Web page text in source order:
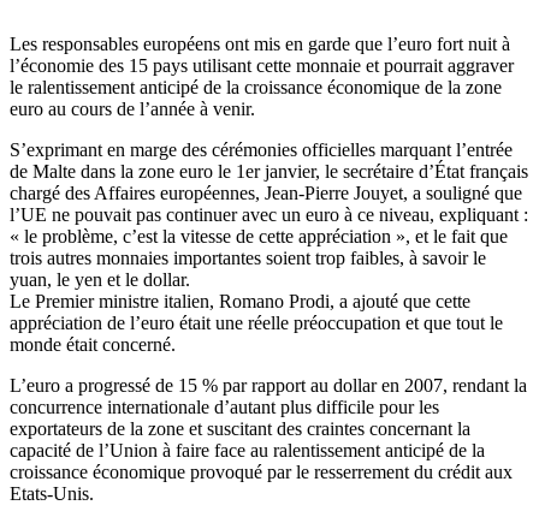
Les responsables européens ont mis en garde que l’euro fort nuit à
l’économie des 15 pays utilisant cette monnaie et pourrait aggraver
le ralentissement anticipé de la croissance économique de la zone
euro au cours de l’année à venir.
S’exprimant en marge des cérémonies officielles marquant l’entrée
de Malte dans la zone euro le 1er janvier, le secrétaire d’État français
chargé des Affaires européennes, Jean-Pierre Jouyet, a souligné que
l’UE ne pouvait pas continuer avec un euro à ce niveau, expliquant :
« le problème, c’est la vitesse de cette appréciation », et le fait que
trois autres monnaies importantes soient trop faibles, à savoir le
yuan, le yen et le dollar.
Le Premier ministre italien, Romano Prodi, a ajouté que cette
appréciation de l’euro était une réelle préoccupation et que tout le
monde était concerné.
L’euro a progressé de 15 % par rapport au dollar en 2007, rendant la
concurrence internationale d’autant plus difficile pour les
exportateurs de la zone et suscitant des craintes concernant la
capacité de l’Union à faire face au ralentissement anticipé de la
croissance économique provoqué par le resserrement du crédit aux
Etats-Unis.